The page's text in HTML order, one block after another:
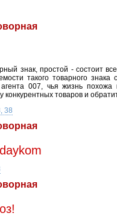
знак, простой - состоит
такого товарного
агента 007, чья жизнь
конкурентных товаров и
38